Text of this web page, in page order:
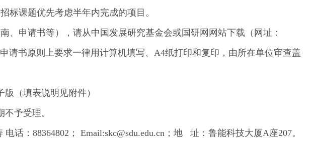
标课题优先考虑半年内完成的项目。
、申请书等），请从中国发展研究基金会或国研网网站下载（网址：
请书原则上要求一律用计算机填写、A4纸打印和复印，由所在单位审查盖
（填表说明见附件）
予受理。
话：88364802； Email:skc@sdu.edu.cn；地 址：鲁能科技大厦A座207。